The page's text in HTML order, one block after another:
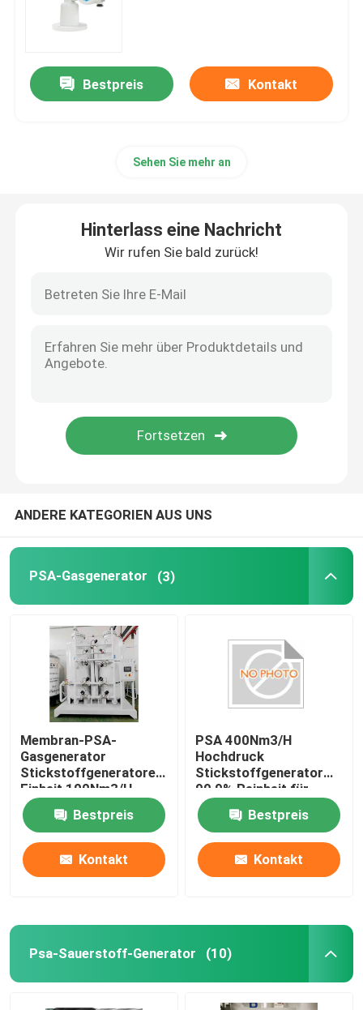
Luftkompressor-Booster
ABB-Level-Sender
Durchflussmesserkalibrationssystem
System zur Kalibrierung des Flüssigkeitsflusses
Digitale Positionierer
Bestpreis Kontakt
Sehen Sie mehr an
Hinterlass eine Nachricht
Wir rufen Sie bald zurück!
ANDERE KATEGORIEN AUS UNS
PSA-Gasgenerator (3)
Membran-PSA-
Gasgenerator
Stickstoffgeneratoren
Einheit 100Nm3/H,
Reinheit 99,9%
Bestpreis
Kontakt
PSA 400Nm3/H
Hochdruck
Stickstoffgenerator
99,9% Reinheit für
Lebensmittel,
Metallurgie, Chemie
Bestpreis
Kontakt
Psa-Sauerstoff-Generator (10)